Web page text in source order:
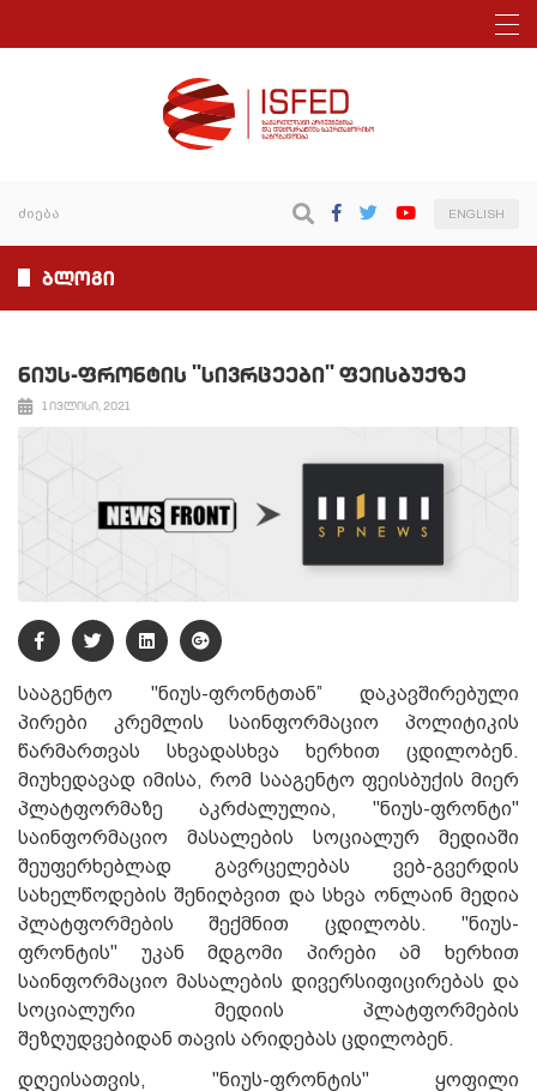
ENGLISH
ბლოგი
ნიუს-ფრონტის "სივრცეები" ფეისბუქზე
1 ივლისი, 2021
სააგენტო "ნიუს-ფრონტთან” დაკავშირებული
პირები კრემლის საინფორმაციო პოლიტიკის
წარმართვას სხვადასხვა ხერხით ცდილობენ.
მიუხედავად იმისა, რომ სააგენტო ფეისბუქის მიერ
პლატფორმაზე აკრძალულია, "ნიუს-ფრონტი"
საინფორმაციო მასალების სოციალურ მედიაში
შეუფერხებლად გავრცელებას ვებ-გვერდის
სახელწოდების შენიღბვით და სხვა ონლაინ მედია
პლატფორმების შექმნით ცდილობს. "ნიუს-
ფრონტის" უკან მდგომი პირები ამ ხერხით
საინფორმაციო მასალების დივერსიფიცირებას და
სოციალური მედიის პლატფორმების
შეზღუდვებიდან თავის არიდებას ცდილობენ.
დღეისათვის, "ნიუს-ფრონტის" ყოფილი